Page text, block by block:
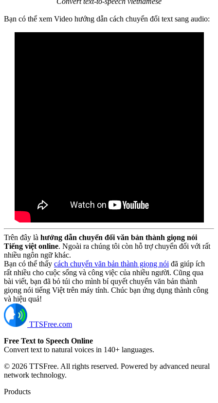
Bạn có thể xem Video hướng dẫn cách chuyển đổi text sang audio:
Trên đây là hướng dẫn chuyển đổi văn bản thành giọng nói
Tiếng việt online. Ngoài ra chúng tôi còn hỗ trợ chuyển đổi với rất
nhiều ngôn ngữ khác.
Bạn có thể thấy cách chuyển văn bản thành giọng nói đã giúp ích
rất nhiều cho cuộc sống và công việc của nhiều người. Cũng qua
bài viết, bạn đã bỏ túi cho mình bí quyết chuyển văn bản thành
giọng nói tiếng Việt trên máy tính. Chúc bạn ứng dụng thành công
và hiệu quả!
TTSFree.com
Free Text to Speech Online
Convert text to natural voices in 140+ languages.
© 2026 TTSFree. All rights reserved. Powered by advanced neural
network technology.
Products